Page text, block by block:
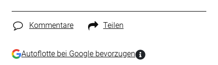
Kommentare Teilen
Autoflotte bei Google bevorzugen